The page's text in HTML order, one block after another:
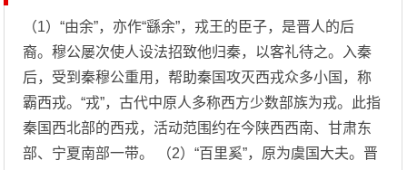
（1）“由余”，亦作“繇余”，戎王的臣子，是晋人的后
裔。穆公屡次使人设法招致他归秦，以客礼待之。入秦
后，受到秦穆公重用，帮助秦国攻灭西戎众多小国，称
霸西戎。“戎”，古代中原人多称西方少数部族为戎。此指
秦国西北部的西戎，活动范围约在今陕西西南、甘肃东
部、宁夏南部一带。 （2）“百里奚”，原为虞国大夫。晋